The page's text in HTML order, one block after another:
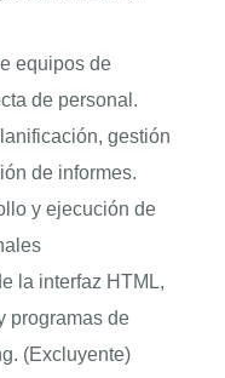
equipos de
de personal.
gestión
de informes.
y ejecución de
la interfaz HTML,
programas de
(Excluyente)